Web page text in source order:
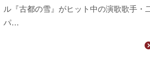
ル『古都の雪』がヒット中の演歌歌手・
パ…